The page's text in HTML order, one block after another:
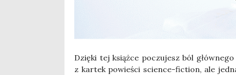
Dzię­ki tej książ­ce poczu­jesz ból
z kar­tek powie­ści scien­ce-fic­tion, ale